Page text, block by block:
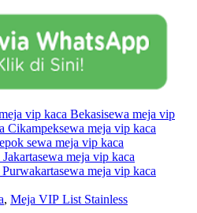
vip kaca Bekasisewa meja vip
Cikampeksewa meja vip kaca
sewa meja vip kaca
sewa meja vip kaca
sewa meja vip kaca
, Meja VIP List Stainless